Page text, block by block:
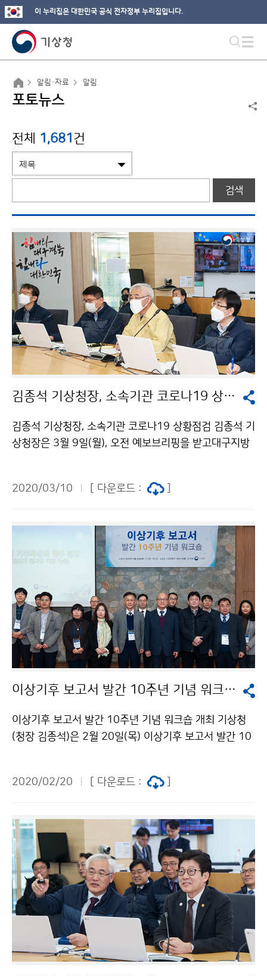
이 누리집은 대한민국 공식 전자정부 누리집입니다.
알림·자료 알림
포토뉴스
전체 1,681건
검색
김종석 기상청장, 소속기관 코로나19 상황점검
김종석 기상청장, 소속기관 코로나19 상황점검 김종석 기
상청장은 3월 9일(월), 오전 예보브리핑을 받고대구지방
금,기상청도 맡은 일이 멈추는 일이 생기지 않도록 최선을
2020/03/10 [ 다운로드 :
이상기후 보고서 발간 10주년 기념 워크숍 개최
이상기후 보고서 발간 10주년 기념 워크숍 개최 기상청
(청장 김종석)은 2월 20일(목) 이상기후 보고서 발간 10
의하였습니다.
2020/02/20 [ 다운로드 :